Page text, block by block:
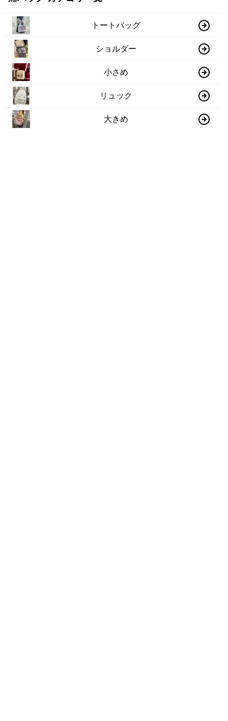
トートバッグ
ショルダー
小さめ
リュック
大きめ